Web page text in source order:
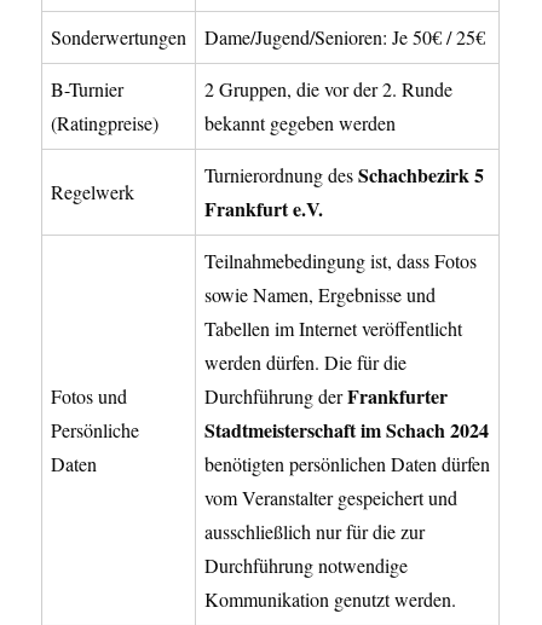
Sonderwertungen Dame/Jugend/Senioren: Je 50€ / 25€
B-Turnier
(Ratingpreise)
2 Gruppen, die vor der 2. Runde
bekannt gegeben werden
Regelwerk
Turnierordnung desSchachbezirk 5
Frankfurt e.V.
Fotos und
Persönliche
Daten
Teilnahmebedingung ist, dass Fotos
sowie Namen, Ergebnisse und
Tabellen im Internet veröffentlicht
werden dürfen. Die für die
Durchführung derFrankfurter
Stadtmeisterschaft im Schach 2024
benötigten persönlichen Daten dürfen
vom Veranstalter gespeichert und
ausschließlich nur für die zur
Durchführung notwendige
Kommunikation genutzt werden.